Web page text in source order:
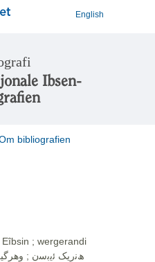
English
Ibsen-
bibliografien
; wergerandi